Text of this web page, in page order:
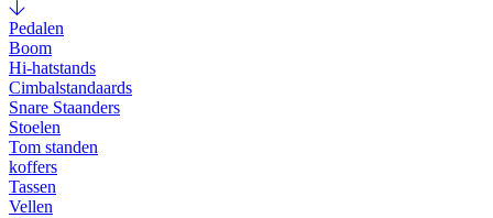
Pedalen
Boom
Hi-hatstands
Cimbalstandaards
Snare Staanders
Stoelen
Tom standen
koffers
Tassen
Vellen